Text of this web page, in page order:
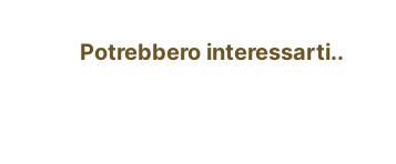
Potrebbero interessarti..